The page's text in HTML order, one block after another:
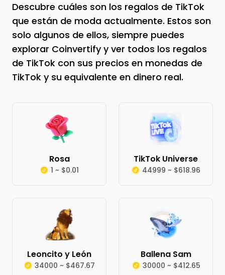
Descubre cuáles son los regalos de TikTok
que están de moda actualmente. Estos son
solo algunos de ellos, siempre puedes
explorar Coinvertify y ver todos los regalos
de TikTok con sus precios en monedas de
TikTok y su equivalente en dinero real.
Rosa
1 ~ $0.01
TikTok Universe
44999 ~ $618.96
Leoncito y León
34000 ~ $467.67
Ballena Sam
30000 ~ $412.65